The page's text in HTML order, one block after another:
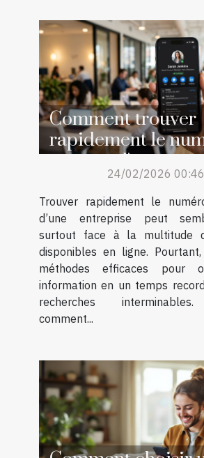
Comment trouver
rapidement le
contact d'une
24/02/2026 00:46
Trouver rapidement le
d’une entreprise peut
surtout face à la multitude
disponibles en ligne.
méthodes efficaces pour
information en un temps
recherches
comment...